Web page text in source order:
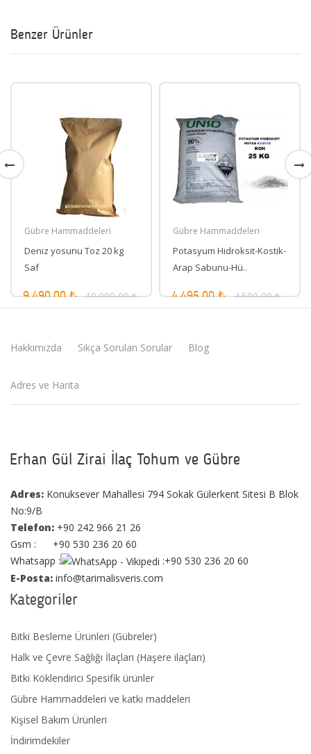
Benzer Ürünler
Gübre Hammaddeleri
Deniz yosunu Toz 20 kg
Saf
9.490,00 ₺ 10.000,00 ₺
Gübre Hammaddeleri
Potasyum Hidroksit-Kostik-
Arap Sabunu-Hü..
4.495,00 ₺ 4.500,00 ₺
Hakkımızda Sıkça Sorulan Sorular Blog
Adres ve Harita
Erhan Gül Zirai İlaç Tohum ve Gübre
Adres: Konuksever Mahallesi 794 Sokak Gülerkent Sitesi B Blok
No:9/B
Telefon: +90 242 966 21 26
Gsm : +90 530 236 20 60
Whatsapp :
:+90 530 236 20 60
E-Posta: info@tarimalisveris.com
Kategoriler
Bitki Besleme Ürünleri (Gübreler)
Halk ve Çevre Sağlığı İlaçları (Haşere ilaçları)
Bitki Köklendirici Spesifik ürünler
Gübre Hammaddeleri ve katkı maddeleri
Kişisel Bakım Ürünleri
İndirimdekiler